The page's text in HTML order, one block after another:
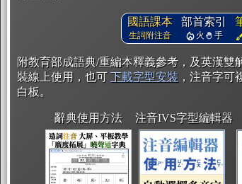
國語課本
生詞附注音
部首索引
火 手
附教育部成語典/重編本釋義參考，及英漢
裝線上使用，也可 下載字型安裝 ，注音字可
白板。
辭典使用方法 注音IVS字型編輯器